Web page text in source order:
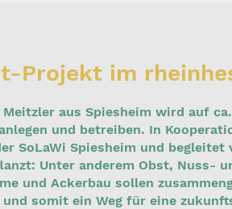
Projekt im
aus Spiesheim wird auf
und betreiben. In
SoLaWi Spiesheim und
Unter anderem Obst, Nuss-
und Ackerbau sollen
und somit ein Weg für eine